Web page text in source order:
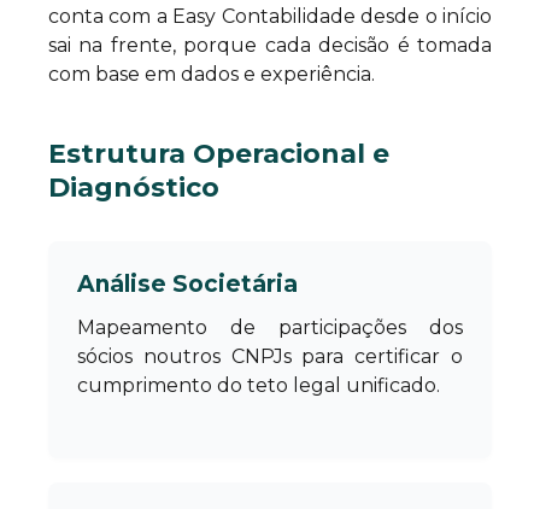
conta com a Easy Contabilidade desde o início
sai na frente, porque cada decisão é tomada
com base em dados e experiência.
Estrutura Operacional e
Diagnóstico
Análise Societária
Mapeamento de participações dos
sócios noutros CNPJs para certificar o
cumprimento do teto legal unificado.